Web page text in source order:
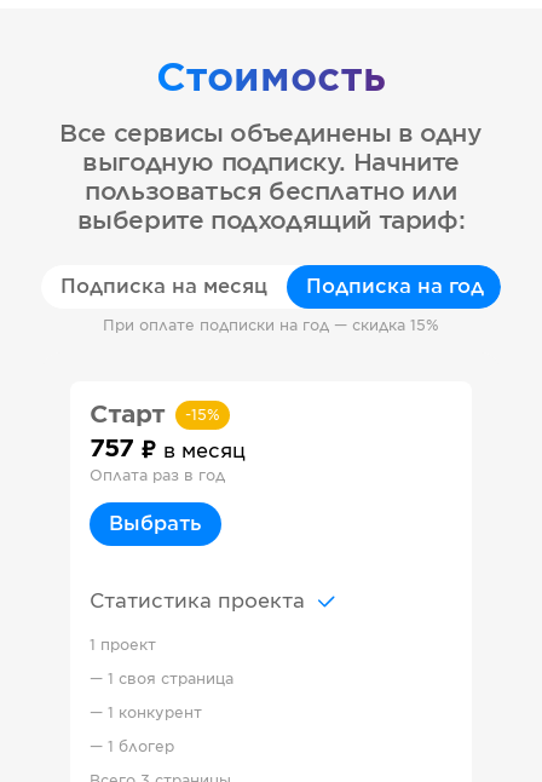
Стоимость
Все сервисы объединены в одну
выгодную подписку. Начните
пользоваться бесплатно или
выберите подходящий тариф:
Подписка на месяц Подписка на год
При оплате подписки на год — скидка 15%
Старт -15%
757 в месяц
Оплата раз в год
Выбрать
Статистика проекта
1 проект
— 1 своя страница
— 1 конкурент
— 1 блогер